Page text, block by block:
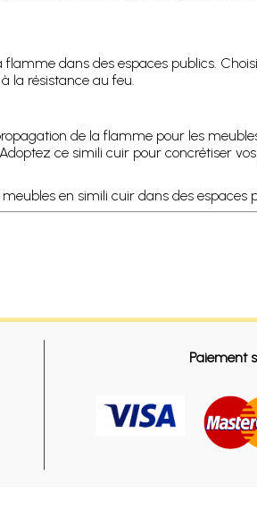
dans des espaces publics.
la résistance au feu.
de la flamme pour les
ce simili cuir pour concrétiser
en simili cuir dans des espaces
Paiement